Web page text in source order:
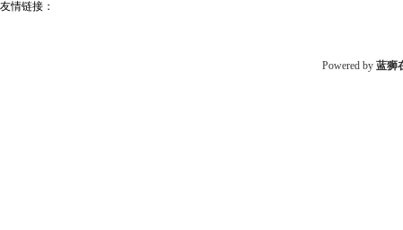
友情链接：
Powered by 蓝狮